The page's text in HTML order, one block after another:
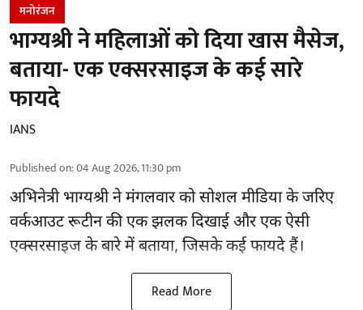
मनोरंजन
भाग्यश्री ने महिलाओं को दिया खास मैसेज,
बताया- एक एक्सरसाइज के कई सारे
फायदे
IANS
Published on:04 Aug 2026, 11:30 pm
अभिनेत्री भाग्यश्री ने मंगलवार को सोशल मीडिया के जरिए
वर्कआउट रूटीन की एक झलक दिखाई और एक ऐसी
एक्सरसाइज के बारे में बताया, जिसके कई फायदे हैं।
Read More